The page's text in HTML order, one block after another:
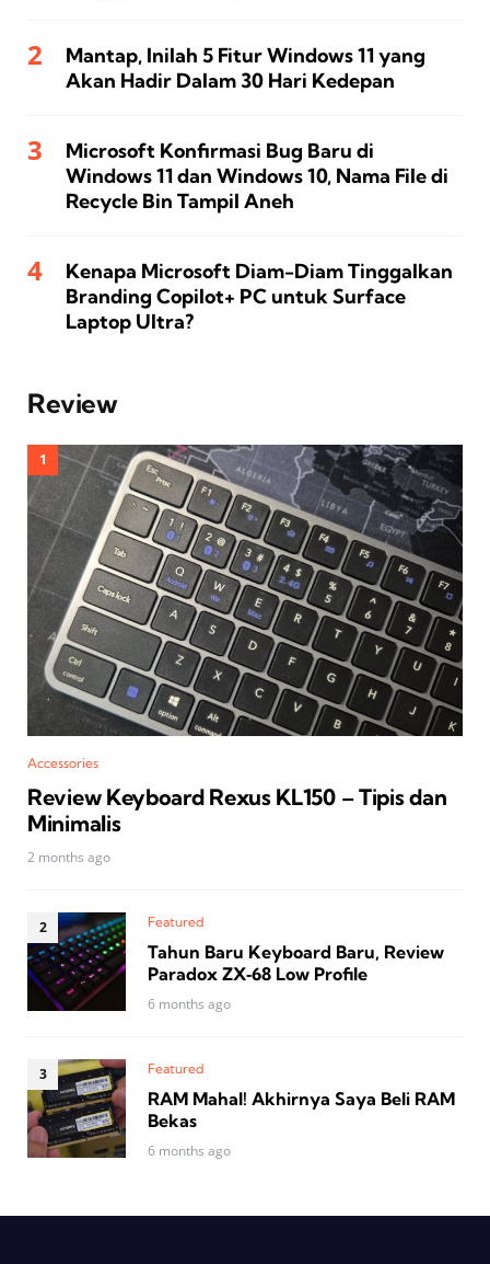
Mantap, Inilah 5 Fitur Windows 11 yang
Akan Hadir Dalam 30 Hari Kedepan
Microsoft Konfirmasi Bug Baru di
Windows 11 dan Windows 10, Nama File di
Recycle Bin Tampil Aneh
Kenapa Microsoft Diam-Diam Tinggalkan
Branding Copilot+ PC untuk Surface
Laptop Ultra?
Review
Accessories
Review Keyboard Rexus KL150 – Tipis dan
Minimalis
2 months ago
Featured
Tahun Baru Keyboard Baru, Review
Paradox ZX‑68 Low Profile
6 months ago
Featured
RAM Mahal! Akhirnya Saya Beli RAM
Bekas
6 months ago